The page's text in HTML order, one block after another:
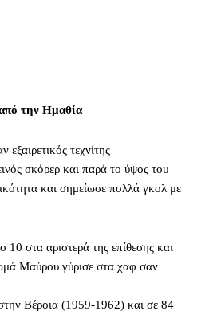
την Ημαθία
τεχνίτης
σκόρερ και παρά το ύψος του
και σημείωσε πολλά γκολ με
10 στα αριστερά της επίθεσης και
Μαύρου γύρισε στα χαφ σαν
Βέροια (1959-1962) και σε 84